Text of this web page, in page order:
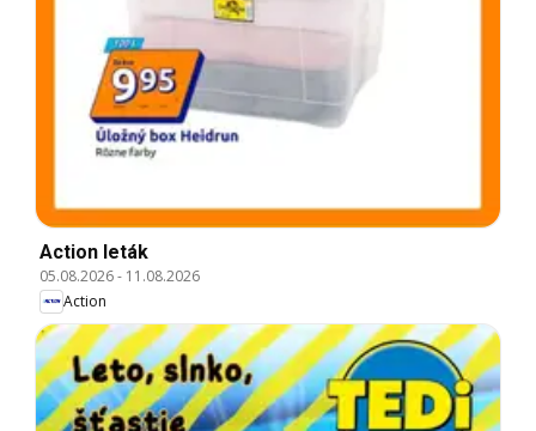
Action leták
05.08.2026- 11.08.2026
Action